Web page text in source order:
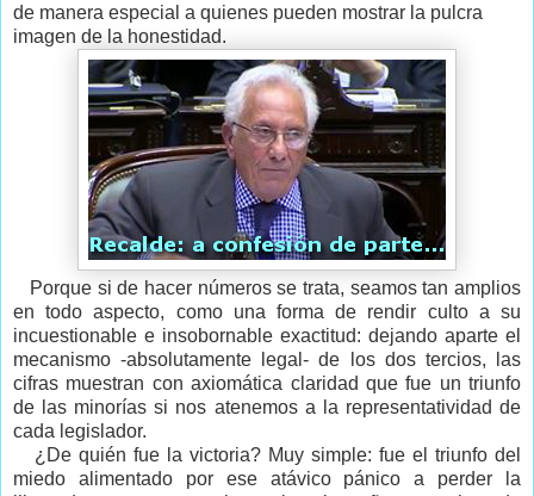
de manera especial a quienes pueden mostrar la pulcra
imagen de la honestidad.
Porque si de hacer números se trata, seamos tan amplios
en todo aspecto, como una forma de rendir culto a su
incuestionable e insobornable exactitud: dejando aparte el
mecanismo -absolutamente legal- de los dos tercios, las
cifras muestran con axiomática claridad que fue un triunfo
de las minorías si nos atenemos a la representatividad de
cada legislador.
¿De quién fue la victoria? Muy simple: fue el triunfo del
miedo alimentado por ese atávico pánico a perder la